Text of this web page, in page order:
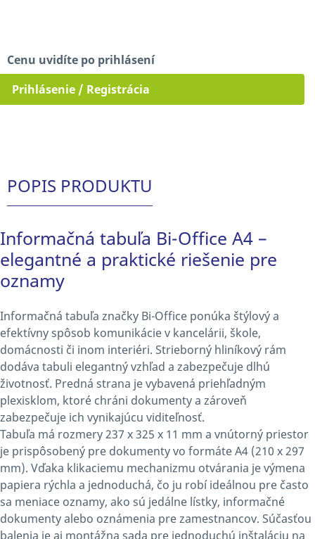
Cenu uvidíte po prihlásení
Prihlásenie / Registrácia
POPIS PRODUKTU
Informačná tabuľa Bi-Office A4 –
elegantné a praktické riešenie pre
oznamy
Informačná tabuľa značky Bi-Office ponúka štýlový a
efektívny spôsob komunikácie v kancelárii, škole,
domácnosti či inom interiéri. Strieborný hliníkový rám
dodáva tabuli elegantný vzhľad a zabezpečuje dlhú
životnosť. Predná strana je vybavená priehľadným
plexisklom, ktoré chráni dokumenty a zároveň
zabezpečuje ich vynikajúcu viditeľnosť.
Tabuľa má rozmery 237 x 325 x 11 mm a vnútorný priestor
je prispôsobený pre dokumenty vo formáte A4 (210 x 297
mm). Vďaka klikaciemu mechanizmu otvárania je výmena
papiera rýchla a jednoduchá, čo ju robí ideálnou pre často
sa meniace oznamy, ako sú jedálne lístky, informačné
dokumenty alebo oznámenia pre zamestnancov. Súčasťou
balenia je aj montážna sada pre jednoduchú inštaláciu na